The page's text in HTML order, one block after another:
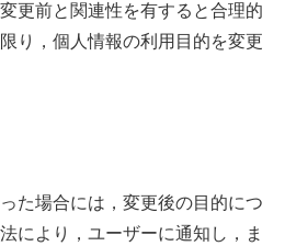
更前と関連性を有すると合理的
り，個人情報の利用目的を変更
た場合には，変更後の目的につ
により，ユーザーに通知し，ま